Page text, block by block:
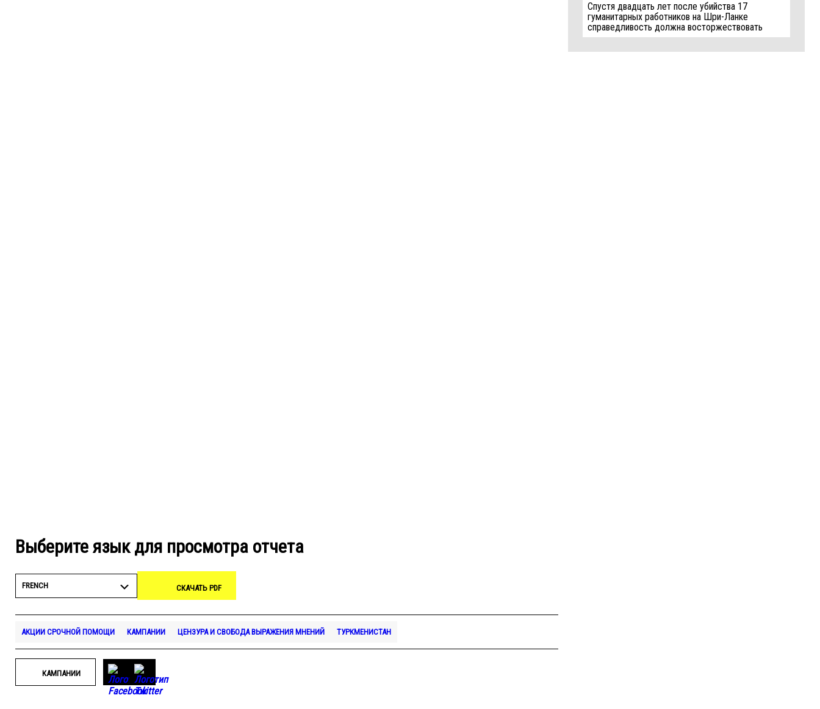
Выберите язык для просмотра отчета
FRENCH СКАЧАТЬ PDF
АКЦИИ СРОЧНОЙ ПОМОЩИ КАМПАНИИ ЦЕНЗУРА И СВОБОДА ВЫРАЖЕНИЯ МНЕНИЙ ТУРКМЕНИСТАН
КАМПАНИИ
Спустя двадцать лет после убийства 17
гуманитарных работников на Шри-Ланке
справедливость должна восторжествовать